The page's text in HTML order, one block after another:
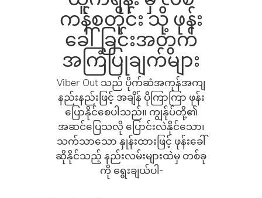
ကန်စတိုင်း သို့ ဖုန်း
ခေါ်ခြင်းအတွက်
အကြံပြုချက်များ
Viber Out သည် ပိုက်ဆံအကုန်အကျ
နည်းနည်းဖြင့် အချိန် ပိုကြာကြာ ဖုန်း
ပြောနိုင်စေပါသည်။ ကျွန်ုပ်တို့၏
အဆင်ပြေသလို ပြောင်းလဲနိုင်သော၊
သက်သာသော နှုန်းထားဖြင့် ဖုန်းခေါ်
ဆိုနိုင်သည့် နည်းလမ်းများထဲမှ တစ်ခု
ကို ရွေးချယ်ပါ-